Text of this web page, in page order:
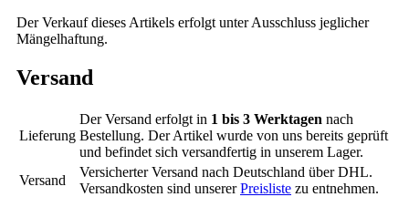
Der Verkauf dieses Artikels erfolgt unter Ausschluss jeglicher
Mängelhaftung.
Versand
Lieferung
Der Versand erfolgt in 1 bis 3 Werktagen nach
Bestellung. Der Artikel wurde von uns bereits geprüft
und befindet sich versandfertig in unserem Lager.
Versand
Versicherter Versand nach Deutschland über DHL.
Versandkosten sind unsererPreisliste zu entnehmen.